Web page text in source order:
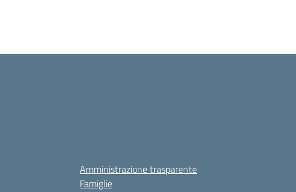
Amministrazione trasparente
Famiglie